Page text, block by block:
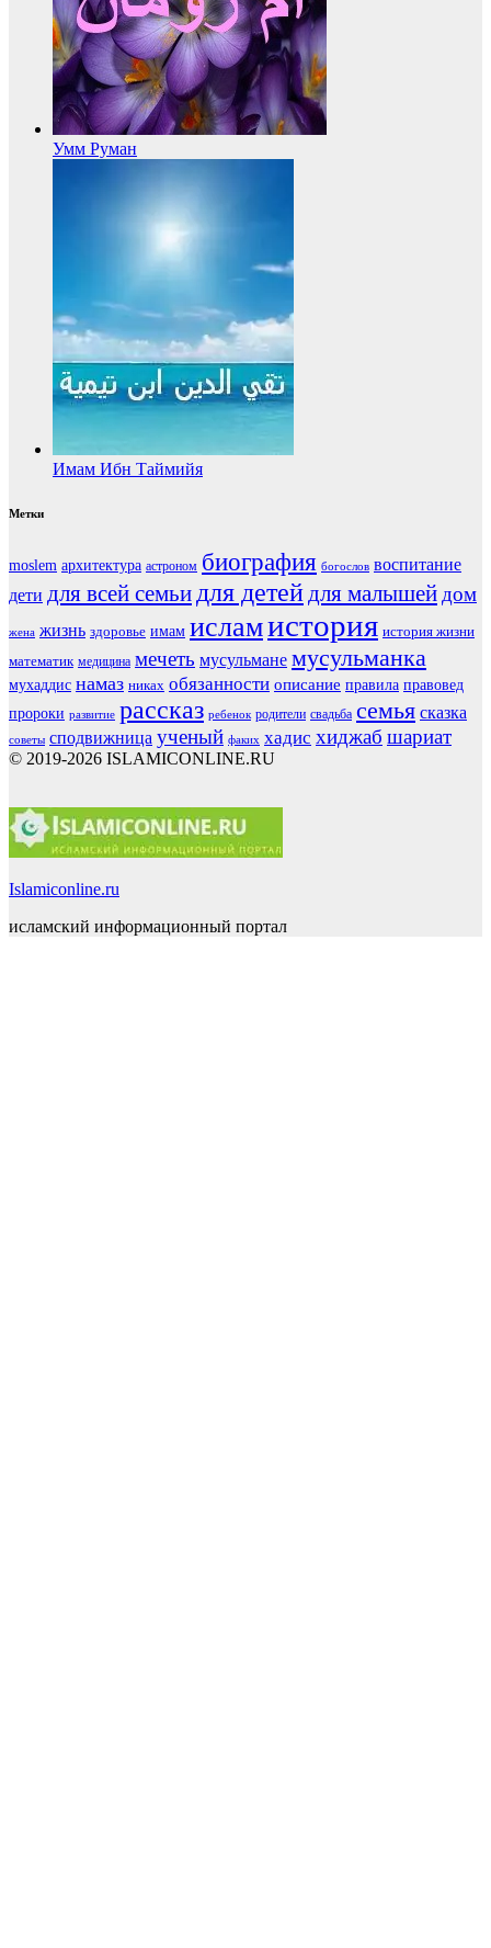
Умм Руман
Имам Ибн Таймийя
Метки
moslem архитектура астроном биография богослов воспитание
дети для всей семьи для детей для малышей дом
жена жизнь здоровье имам исламистория история жизни
математик медицина мечеть мусульмане мусульманка
мухаддис намаз никах обязанности описание правила правовед
пророки развитие рассказ ребенок родители свадьба семья сказка
советы сподвижница ученый факих хадис хиджаб шариат
© 2019-2026 ISLAMICONLINE.RU
Islamiconline.ru
исламский информационный портал